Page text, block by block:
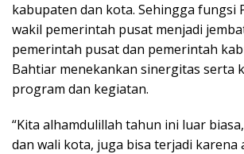
kabupaten dan kota. Sehingga fungsi
wakil pemerintah pusat menjadi
pemerintah pusat dan pemerintah
Bahtiar menekankan sinergitas serta
program dan kegiatan.
“Kita alhamdulillah tahun ini luar
dan wali kota, juga bisa terjadi karena